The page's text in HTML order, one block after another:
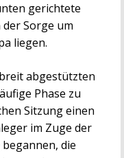
gerichtete
Sorge um
liegen.
abgestützten
Phase zu
Sitzung einen
im Zuge der
die